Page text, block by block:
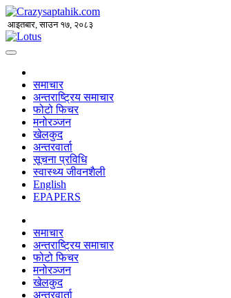
आइतबार, साउन १७, २०८३
समाचार
अन्तराष्ट्रिय समाचार
फोटो फिचर
मनोरञ्जन
खेलकुद
अन्तरवार्ता
सूचना प्रविधि
स्वास्थ्य जीवनशैली
English
EPAPERS
समाचार
अन्तराष्ट्रिय समाचार
फोटो फिचर
मनोरञ्जन
खेलकुद
अन्तरवार्ता